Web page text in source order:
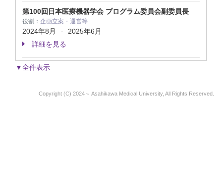
第100回日本医療機器学会 プログラム委員会副委員長
役割： 企画立案・運営等
2024年8月 -
2025年6月
詳細を見る
▼全件表示
Copyright (C) 2024～ Asahikawa Medical University, All Rights Reserved.